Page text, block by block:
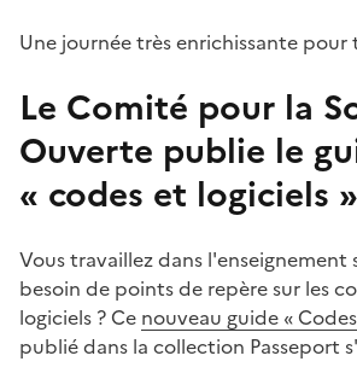
Une journée très enrichissante
Le Comité pour la
Ouverte publie le
« codes et logiciels »
Vous travaillez dans l'enseignement
besoin de points de repère sur les
logiciels ? Ce nouveau guide «
publié dans la collection Passeport